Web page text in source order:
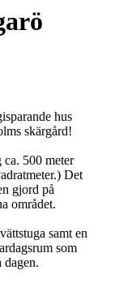
hus
skärgård!
500 meter
Det
gjord på
området.
samt en
som
dagen.